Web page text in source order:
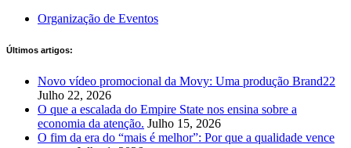
Organização de Eventos
Últimos artigos:
Novo vídeo promocional da Movy: Uma produção Brand22
Julho 22, 2026
O que a escalada do Empire State nos ensina sobre a
economia da atenção. Julho 15, 2026
O fim da era do “mais é melhor”: Por que a qualidade vence